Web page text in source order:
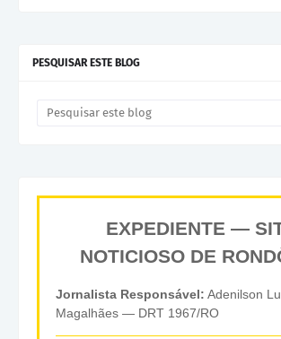
PESQUISAR ESTE BLOG
EXPEDIENTE —
NOTICIOSO DE
Jornalista Responsável: Adenilson
Magalhães — DRT 1967/RO